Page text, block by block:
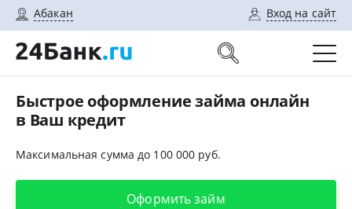
Абакан Вход на сайт
Быстрое оформление займа онлайн
в Ваш кредит
Максимальная сумма до 100 000 руб.
Оформить займ